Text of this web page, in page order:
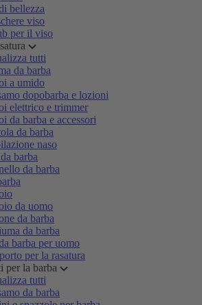
bellezza
viso
per il viso
tutti
da barba
a umido
dopobarba e lozioni
elettrico e trimmer
da barba e accessori
da barba
naso
barba
da barba
da uomo
da barba
da barba
barba per uomo
per la rasatura
per la barba
tutti
da barba